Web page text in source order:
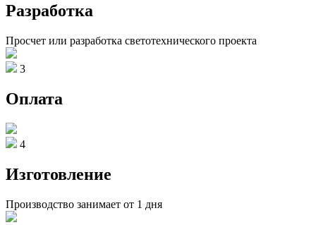
Разработка
Просчет или разработка светотехнического проекта
3
Оплата
4
Изготовление
Производство занимает от 1 дня